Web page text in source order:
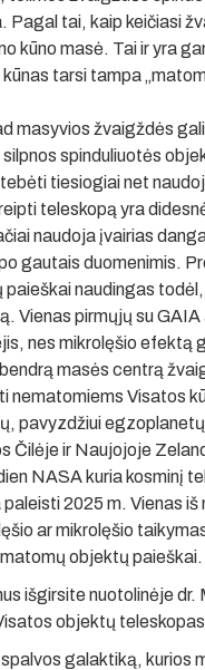
tai, kaip keičiasi
kūno masė. Tai ir yra
tarsi tampa
masyvios žvaigždės
spinduliuotės
tiesiogiai net
teleskopą yra
naudoja įvairias
gautais duomenimis.
naudingas
Vienas pirmųjų su
nes mikrolęšio efektą
masės centrą
Visatos
pavyzdžiui
Čilėje ir Naujojoje
NASA kuria kosminį
2025 m. Vienas
ar mikrolęšio
objektų paieškai.
išgirsite nuotolinėje dr.
objektų
galaktiką, kurios